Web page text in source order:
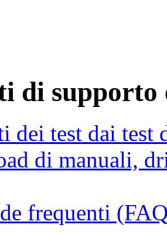
di supporto
dei test dai
di manuali,
frequenti